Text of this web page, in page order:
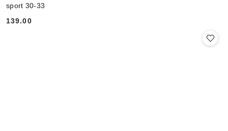
sport 30-33
Cena:
139.00